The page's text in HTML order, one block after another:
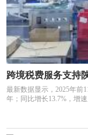
跨境税费服务支持
最新数据显示，2025年前
年；同比增长13.7%，增